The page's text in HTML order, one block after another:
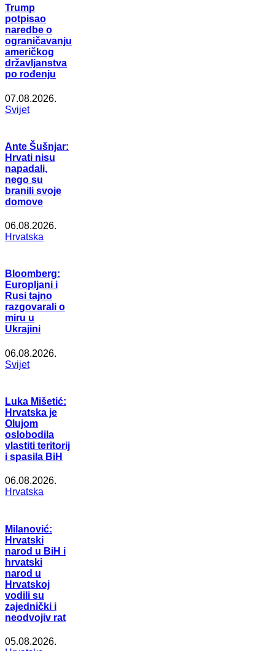
Trump
potpisao
naredbe o
ograničavanju
američkog
državljanstva
po rođenju
07.08.2026.
Svijet
Ante Šušnjar:
Hrvati nisu
napadali,
nego su
branili svoje
domove
06.08.2026.
Hrvatska
Bloomberg:
Europljani i
Rusi tajno
razgovarali o
miru u
Ukrajini
06.08.2026.
Svijet
Luka Mišetić:
Hrvatska je
Olujom
oslobodila
vlastiti teritorij
i spasila BiH
06.08.2026.
Hrvatska
Milanović:
Hrvatski
narod u BiH i
hrvatski
narod u
Hrvatskoj
vodili su
zajednički i
neodvojiv rat
05.08.2026.